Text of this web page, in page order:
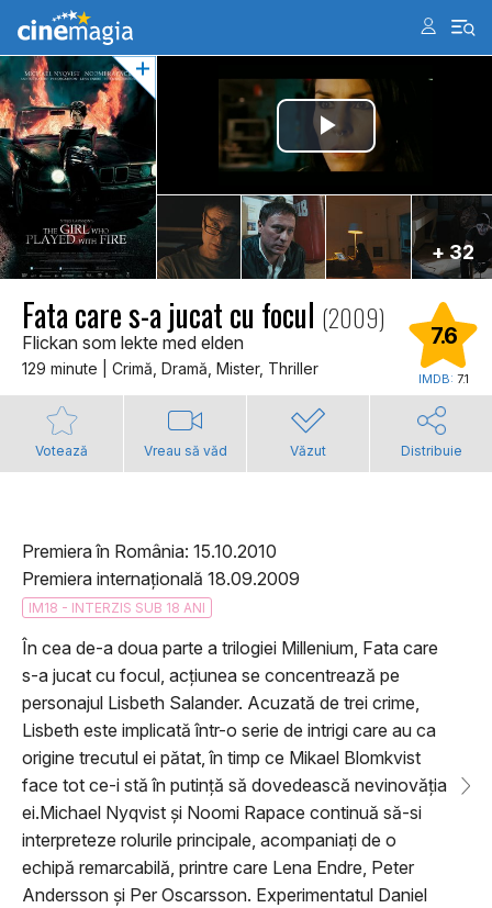
+ 32
Fata care s-a jucat cu focul (2009)
Flickan som lekte med elden
129 minute | Crimă, Dramă, Mister, Thriller
7.6
IMDB: 7.1
Votează Vreau să văd Văzut Distribuie
Premiera în România: 15.10.2010
Premiera internațională 18.09.2009
IM18 - INTERZIS SUB 18 ANI
În cea de-a doua parte a trilogiei Millenium, Fata care
s-a jucat cu focul, acțiunea se concentrează pe
personajul Lisbeth Salander. Acuzată de trei crime,
Lisbeth este implicată într-o serie de intrigi care au ca
origine trecutul ei pătat, în timp ce Mikael Blomkvist
face tot ce-i stă în putință să dovedească nevinovăția
ei.Michael Nyqvist și Noomi Rapace continuă să-si
interpreteze rolurile principale, acompaniați de o
echipă remarcabilă, printre care Lena Endre, Peter
Andersson și Per Oscarsson. Experimentatul Daniel